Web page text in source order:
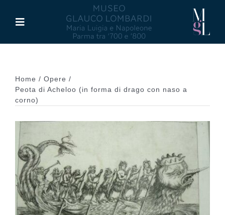
contenuto
Toggle
Maria Luigia d’Asburgo
Glauco Lombardi
Palazzo di Riserva
Attività
Home
Opere
Peota di Acheloo (in forma di drago con naso a
corno)